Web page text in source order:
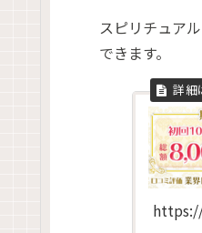
スピリチュア
できます。